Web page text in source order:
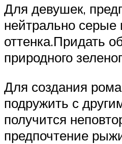
Для девушек,
нейтрально серые
оттенка.Придать
природного
Для создания
подружить с
получится
предпочтение